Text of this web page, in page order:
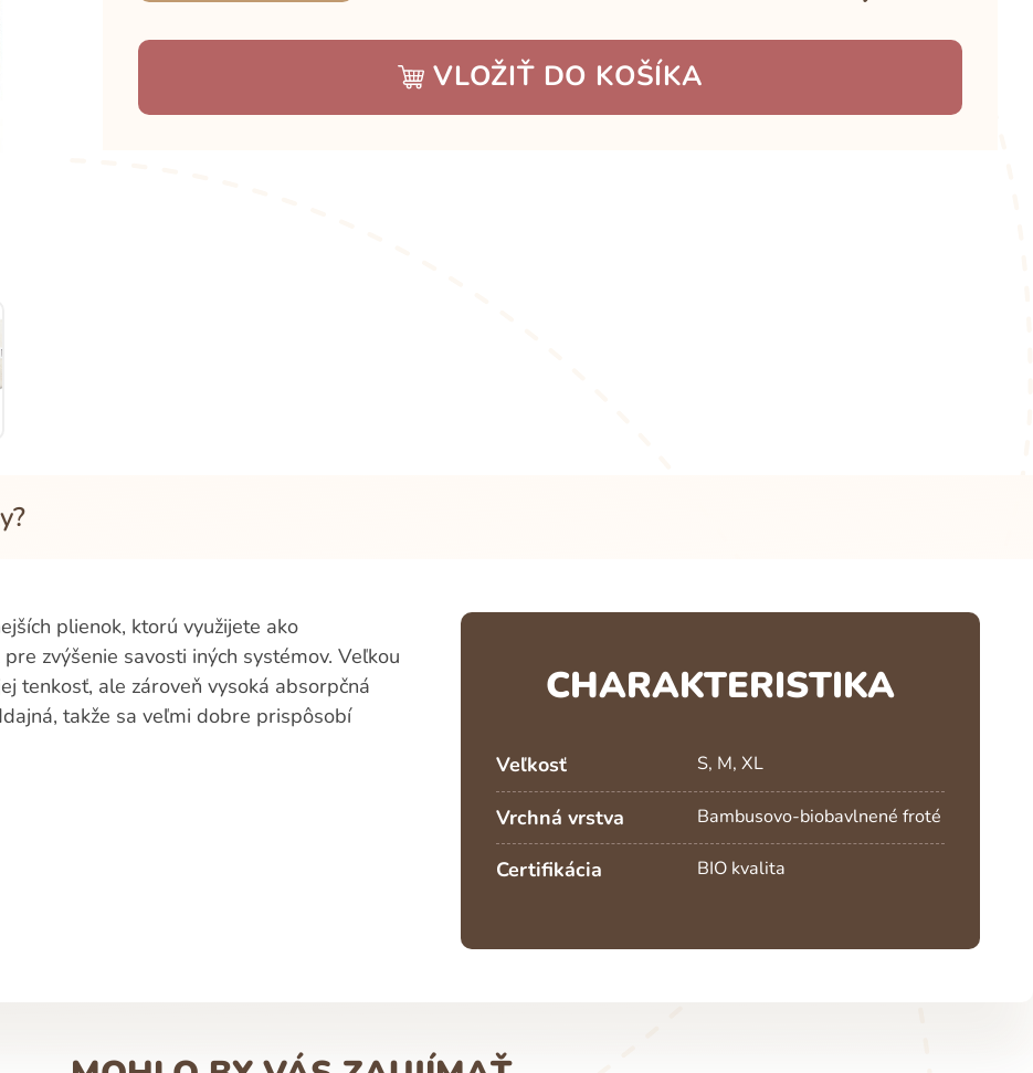
VLOŽIŤ DO KOŠÍKA
plienok, ktorú využijete ako
zvýšenie savosti iných systémov. Veľkou
tenkosť, ale zároveň vysoká absorpčná
takže sa veľmi dobre prispôsobí
CHARAKTERISTIKA
Veľkosť S, M, XL
Vrchná vrstva Bambusovo-biobavlnené froté
Certifikácia BIO kvalita